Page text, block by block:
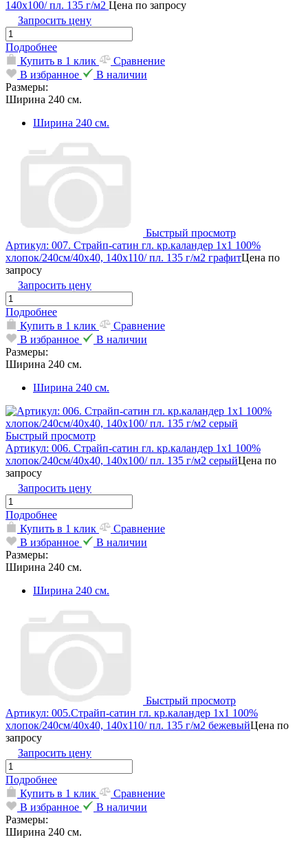
140х100/ пл. 135 г/м2 Цена по запросу
Запросить цену
Подробнее
Купить в 1 клик
Сравнение
В избранное
В наличии
Размеры:
Ширина 240 см.
Ширина 240 см.
Быстрый просмотр
Артикул: 007. Страйп-сатин гл. кр.каландер 1х1 100%
хлопок/240см/40х40, 140х110/ пл. 135 г/м2 графитЦена по
запросу
Запросить цену
Подробнее
Купить в 1 клик
Сравнение
В избранное
В наличии
Размеры:
Ширина 240 см.
Ширина 240 см.
Быстрый просмотр
Артикул: 006. Страйп-сатин гл. кр.каландер 1х1 100%
хлопок/240см/40х40, 140х100/ пл. 135 г/м2 серыйЦена по
запросу
Запросить цену
Подробнее
Купить в 1 клик
Сравнение
В избранное
В наличии
Размеры:
Ширина 240 см.
Ширина 240 см.
Быстрый просмотр
Артикул: 005.Страйп-сатин гл. кр.каландер 1х1 100%
хлопок/240см/40х40, 140х110/ пл. 135 г/м2 бежевыйЦена по
запросу
Запросить цену
Подробнее
Купить в 1 клик
Сравнение
В избранное
В наличии
Размеры:
Ширина 240 см.